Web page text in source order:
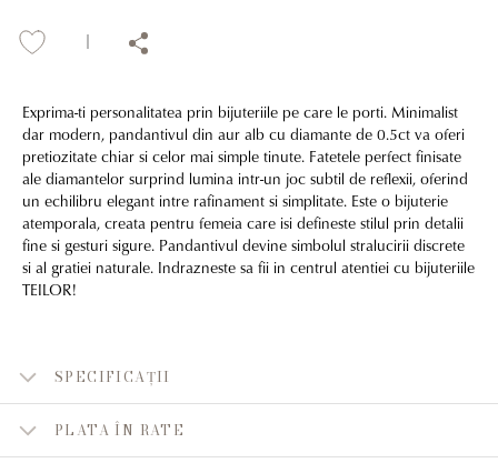
Exprima-ti personalitatea prin bijuteriile pe care le porti. Minimalist
dar modern, pandantivul din aur alb cu diamante de 0.5ct va oferi
pretiozitate chiar si celor mai simple tinute. Fatetele perfect finisate
ale diamantelor surprind lumina intr-un joc subtil de reflexii, oferind
un echilibru elegant intre rafinament si simplitate. Este o bijuterie
atemporala, creata pentru femeia care isi defineste stilul prin detalii
fine si gesturi sigure. Pandantivul devine simbolul stralucirii discrete
si al gratiei naturale. Indrazneste sa fii in centrul atentiei cu bijuteriile
TEILOR!
SPECIFICAȚII
PLATA ÎN RATE